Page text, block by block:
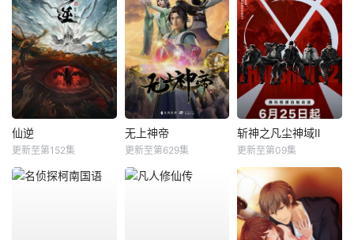
仙逆
更新至第152集
无上神帝
更新至第629集
斩神之凡尘神域Ⅱ
更新至第09集